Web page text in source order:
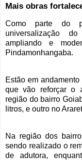
Mais obras
Como parte do
universalização
ampliando e
Pindamonhangaba.
Estão em
que vão reforçar o
região do bairro
litros, e outro no
Na região dos
sendo realizado o
de adutora,